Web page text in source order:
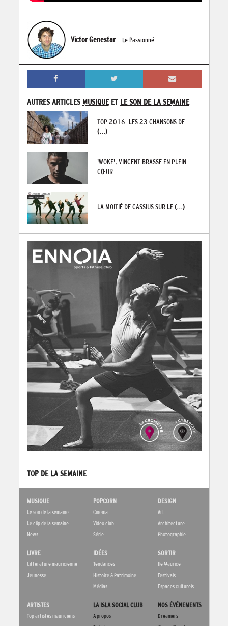
Victor Genestar - Le Passionné
AUTRES ARTICLES MUSIQUEET LE SON DE LA SEMAINE
TOP 2016: LES 23 CHANSONS DE
(...)
'WOKE', VINCENT BRASSE EN PLEIN
CŒUR
LA MOITIÉ DE CASSIUS SUR LE(...)
TOP DE LA SEMAINE
MUSIQUE
Le son de la semaine
Le clip de la semaine
News
POPCORN
Cinéma
Video club
Série
DESIGN
Art
Architecture
Photographie
LIVRE
Littérature mauricienne
Jeunesse
IDÉES
Tendances
Histoire & Patrimoine
Médias
SORTIR
Ile Maurice
Festivals
Espaces culturels
ARTISTES
Top artistes mauriciens
LA ISLA SOCIAL CLUB
A propos
NOS ÉVÉNEMENTS
Dreamers